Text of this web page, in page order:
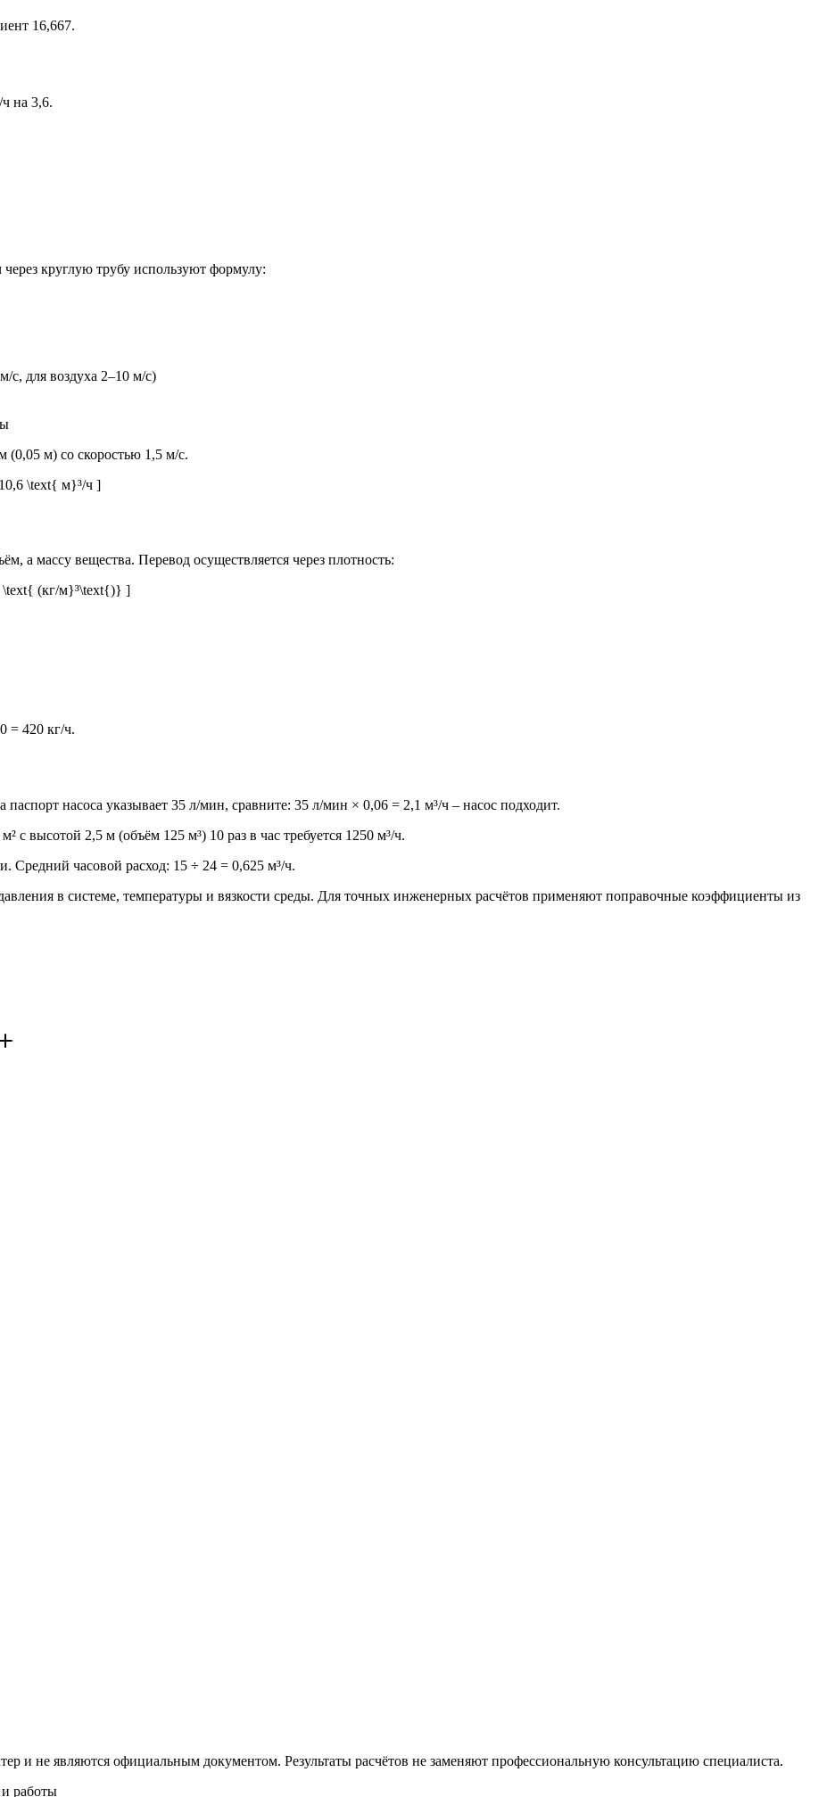
16,667.
на 3,6.
через круглую трубу используют формулу:
с, для воздуха 2–10 м/с)
(0,05 м) со скоростью 1,5 м/с.
\text{ м}³/ч ]
а массу вещества. Перевод осуществляется через плотность:
\text{ (кг/м}³\text{)} ]
= 420 кг/ч.
паспорт насоса указывает 35 л/мин, сравните: 35 л/мин × 0,06 = 2,1 м³/ч – насос подходит.
с высотой 2,5 м (объём 125 м³) 10 раз в час требуется 1250 м³/ч.
Средний часовой расход: 15 ÷ 24 = 0,625 м³/ч.
давления в системе, температуры и вязкости среды. Для точных инженерных расчётов применяют поправочные коэффициенты из
и не являются официальным документом. Результаты расчётов не заменяют профессиональную консультацию специалиста.
работы